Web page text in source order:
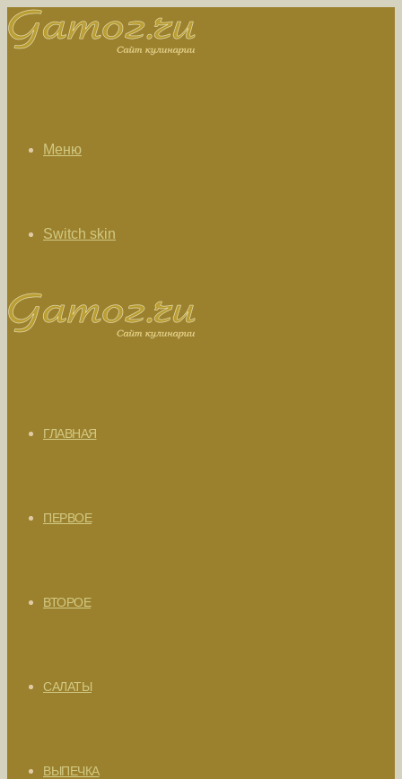
Меню
Switch skin
ГЛАВНАЯ
ПЕРВОЕ
ВТОРОЕ
САЛАТЫ
ВЫПЕЧКА